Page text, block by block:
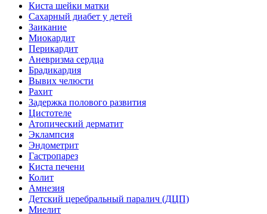
Киста шейки матки
Сахарный диабет у детей
Заикание
Миокардит
Перикардит
Аневризма сердца
Брадикардия
Вывих челюсти
Рахит
Задержка полового развития
Цистотеле
Атопический дерматит
Эклампсия
Эндометрит
Гастропарез
Киста печени
Колит
Амнезия
Детский церебральный паралич (ДЦП)
Миелит